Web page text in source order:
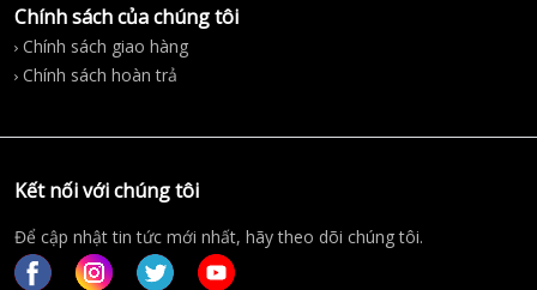
Chính sách của chúng tôi
Chính sách giao hàng
Chính sách hoàn trả
Kết nối với chúng tôi
Để cập nhật tin tức mới nhất, hãy theo dõi chúng tôi.